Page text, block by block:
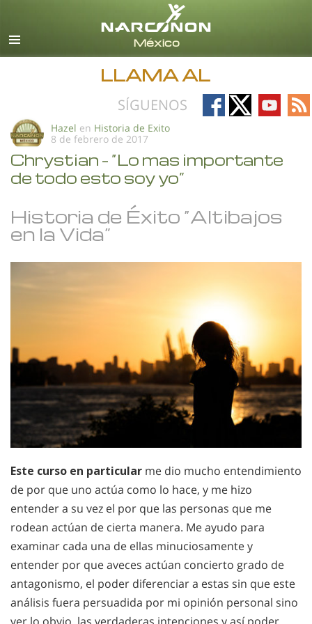
Español
Todas las Regiones/Idiomas
LLAMA AL
SÍGUENOS
Follow
on
Follow
on
Follow
on
on
Hazel en Historia de Exito
8 de febrero de 2017
Chrystian - “Lo mas importante
de todo esto soy yo”
Historia de Éxito “Altibajos
en la Vida”
Este curso en particular me dio mucho entendimiento
de por que uno actúa como lo hace, y me hizo
entender a su vez el por que las personas que me
rodean actúan de cierta manera. Me ayudo para
examinar cada una de ellas minuciosamente y
entender por que aveces actúan concierto grado de
antagonismo, el poder diferenciar a estas sin que este
análisis fuera persuadida por mi opinión personal sino
ver lo obvio, las verdaderas intenciones y así poder